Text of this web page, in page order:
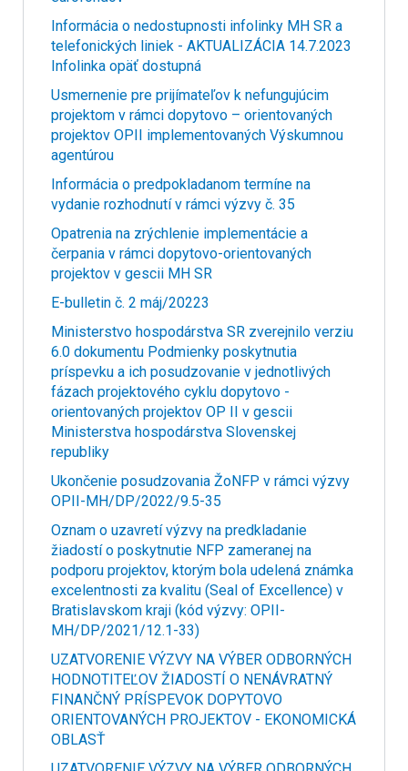
Informácia o nedostupnosti infolinky MH SR a
telefonických liniek - AKTUALIZÁCIA 14.7.2023
Infolinka opäť dostupná
Usmernenie pre prijímateľov k nefungujúcim
projektom v rámci dopytovo – orientovaných
projektov OPII implementovaných Výskumnou
agentúrou
Informácia o predpokladanom termíne na
vydanie rozhodnutí v rámci výzvy č. 35
Opatrenia na zrýchlenie implementácie a
čerpania v rámci dopytovo-orientovaných
projektov v gescii MH SR
E-bulletin č. 2 máj/20223
Ministerstvo hospodárstva SR zverejnilo verziu
6.0 dokumentu Podmienky poskytnutia
príspevku a ich posudzovanie v jednotlivých
fázach projektového cyklu dopytovo -
orientovaných projektov OP II v gescii
Ministerstva hospodárstva Slovenskej
republiky
Ukončenie posudzovania ŽoNFP v rámci výzvy
OPII-MH/DP/2022/9.5-35
Oznam o uzavretí výzvy na predkladanie
žiadostí o poskytnutie NFP zameranej na
podporu projektov, ktorým bola udelená známka
excelentnosti za kvalitu (Seal of Excellence) v
Bratislavskom kraji (kód výzvy: OPII-
MH/DP/2021/12.1-33)
UZATVORENIE VÝZVY NA VÝBER ODBORNÝCH
HODNOTITEĽOV ŽIADOSTÍ O NENÁVRATNÝ
FINANČNÝ PRÍSPEVOK DOPYTOVO
ORIENTOVANÝCH PROJEKTOV - EKONOMICKÁ
OBLASŤ